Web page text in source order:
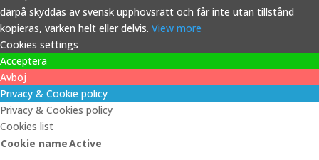
därpå skyddas av svensk upphovsrätt och får inte utan tillstånd
kopieras, varken helt eller delvis. View more
Cookies settings
Acceptera
Avböj
Privacy & Cookie policy
Privacy & Cookies policy
Cookies list
Cookie nameActive